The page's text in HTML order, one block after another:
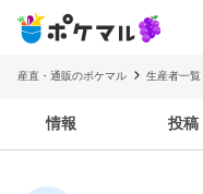
産直・通販のポケマル 生産者一覧
情報 投稿